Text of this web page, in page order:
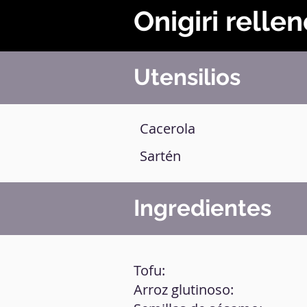
Onigiri
Utensilios
Cacerola
Sartén
Ingredientes
Tofu:
Arroz glutinoso: